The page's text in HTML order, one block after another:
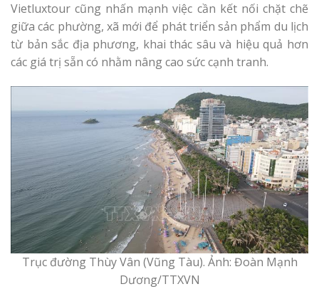
Vietluxtour cũng nhấn mạnh việc cần kết nối chặt chẽ
giữa các phường, xã mới để phát triển sản phẩm du lịch
từ bản sắc địa phương, khai thác sâu và hiệu quả hơn
các giá trị sẵn có nhằm nâng cao sức cạnh tranh.
Trục đường Thùy Vân (Vũng Tàu). Ảnh: Đoàn Mạnh
Dương/TTXVN